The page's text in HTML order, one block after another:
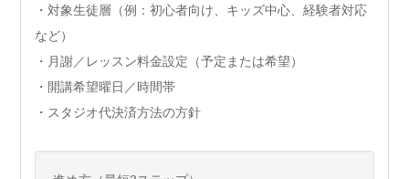
・対象生徒層（例：初心者向け、キッズ中心、経験者対応
など）
・月謝／レッスン料金設定（予定または希望）
・開講希望曜日／時間帯
・スタジオ代決済方法の方針